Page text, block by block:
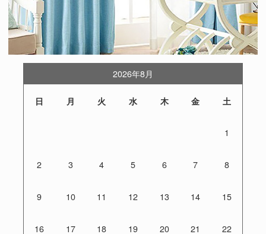
2026年8月
日 月 火 水 木 金 土
1
2 3 4 5 6 7 8
9 10 11 12 13 14 15
16 17 18 19 20 21 22